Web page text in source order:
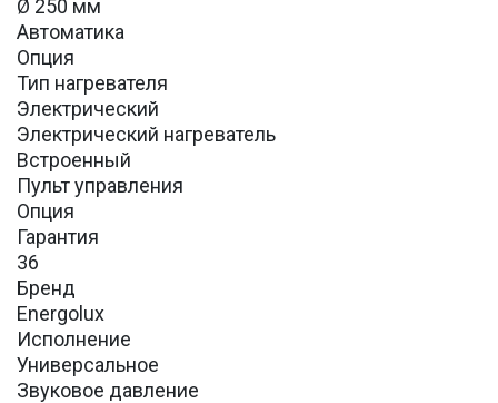
Ø 250 мм
Автоматика
Опция
Тип нагревателя
Электрический
Электрический нагреватель
Встроенный
Пульт управления
Опция
Гарантия
36
Бренд
Energolux
Исполнение
Универсальное
Звуковое давление